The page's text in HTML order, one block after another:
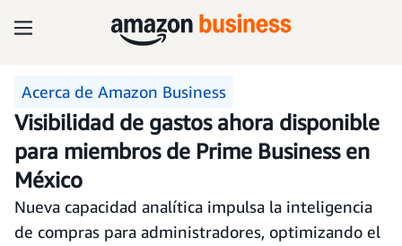
Acerca de Amazon Business
Visibilidad de gastos ahora disponible
para miembros de Prime Business en
México
Nueva capacidad analítica impulsa la inteligencia
de compras para administradores, optimizando el